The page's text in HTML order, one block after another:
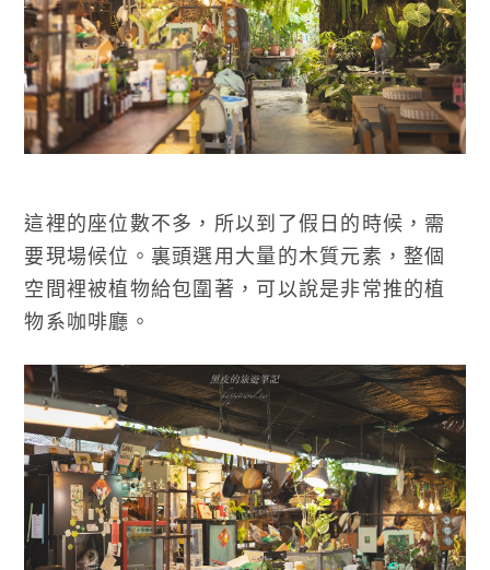
這裡的座位數不多，所以到了假日的時候，需
要現場候位。裏頭選用大量的木質元素，整個
空間裡被植物給包圍著，可以說是非常推的植
物系咖啡廳。